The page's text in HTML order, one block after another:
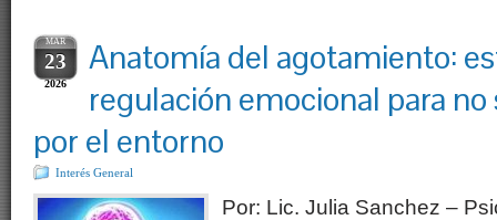
MAR
23
2026
Anatomía del agotamiento:
regulación emocional para
por el entorno
Interés General
Por: Lic. Julia Sanchez –